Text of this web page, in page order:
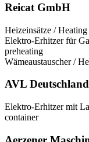
Reicat GmbH
Heizeinsätze / Heating
Elektro-Erhitzer für
preheating
Wämeaustauscher /
AVL
Elektro-Erhitzer mit
container